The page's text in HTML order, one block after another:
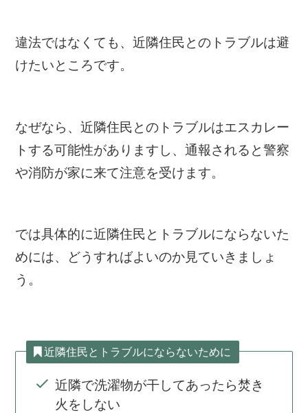
違法ではなくても、近隣住民とのトラブルは避
けたいところです。
なぜなら、近隣住民とのトラブルはエスカレー
トする可能性がありますし、通報されると警察
や消防が家に来て注意を受けます。
では具体的に近隣住民とトラブルにならないた
めには、どうすればよいのか見ていきましょ
う。
近隣住民とトラブルにならないために
近隣で洗濯物が干してあったら焚き
火をしない